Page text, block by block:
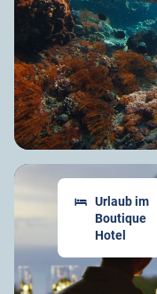
Urlaub im
Boutique
Hotel